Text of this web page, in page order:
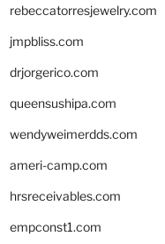
rebeccatorresjewelry.com
jmpbliss.com
drjorgerico.com
queensushipa.com
wendyweimerdds.com
ameri-camp.com
hrsreceivables.com
empconst1.com